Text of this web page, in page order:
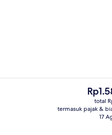
Lounge
Harga
saat
ini
total
termasuk pajak &
17